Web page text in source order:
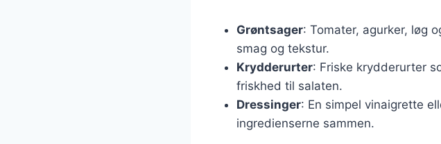
Grøntsager: Tomater, agurker, løg
smag og tekstur.
Krydderurter: Friske krydderurter
friskhed til salaten.
Dressinger: En simpel vinaigrette
ingredienserne sammen.